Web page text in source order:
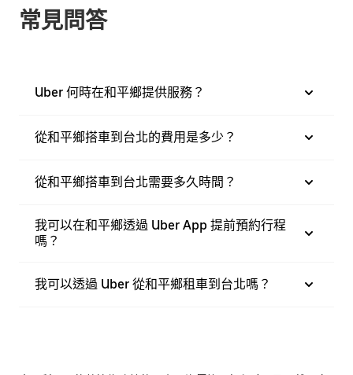
常見問答
Uber 何時在和平鄉提供服務？
從和平鄉搭車到台北的費用是多少？
從和平鄉搭車到台北需要多久時間？
我可以在和平鄉透過 Uber App 提前預約行程
嗎？
我可以透過 Uber 從和平鄉租車到台北嗎？